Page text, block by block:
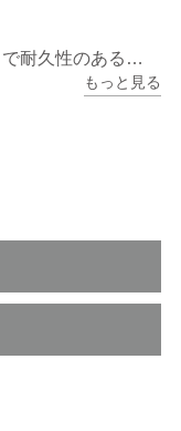
るファンレス設計
レンシング機能もっと見る